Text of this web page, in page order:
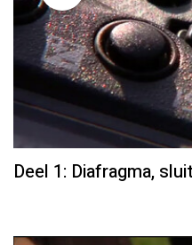
Deel 1: Diafragma,